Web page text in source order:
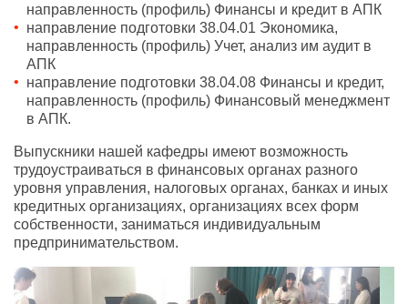
направленность (профиль) Финансы и кредит в АПК
направление подготовки 38.04.01 Экономика,
направленность (профиль) Учет, анализ им аудит в
АПК
направление подготовки 38.04.08 Финансы и кредит,
направленность (профиль) Финансовый менеджмент
в АПК.
Выпускники нашей кафедры имеют возможность
трудоустраиваться в финансовых органах разного
уровня управления, налоговых органах, банках и иных
кредитных организациях, организациях всех форм
собственности, заниматься индивидуальным
предпринимательством.